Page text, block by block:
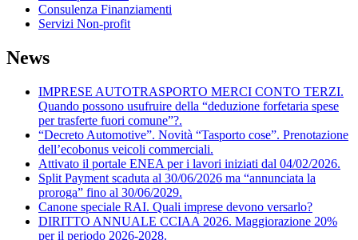
Consulenza Finanziamenti
Servizi Non-profit
News
IMPRESE AUTOTRASPORTO MERCI CONTO TERZI.
Quando possono usufruire della “deduzione forfetaria spese
per trasferte fuori comune”?.
“Decreto Automotive”. Novità “Tasporto cose”. Prenotazione
dell’ecobonus veicoli commerciali.
Attivato il portale ENEA per i lavori iniziati dal 04/02/2026.
Split Payment scaduta al 30/06/2026 ma “annunciata la
proroga” fino al 30/06/2029.
Canone speciale RAI. Quali imprese devono versarlo?
DIRITTO ANNUALE CCIAA 2026. Maggiorazione 20%
per il periodo 2026-2028.